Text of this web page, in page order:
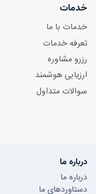
خدمات
خدمات با ما
تعرفه خدمات
رزرو مشاوره
ارزیابی هوشمند
سوالات متداول
درباره ما
درباره ما
دستاوردهای ما